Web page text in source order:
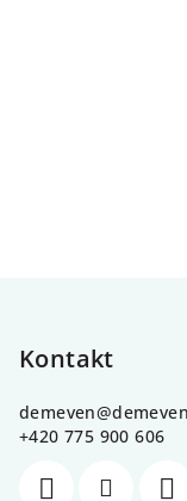
Kontakt
demeven@
+420 775 900 606